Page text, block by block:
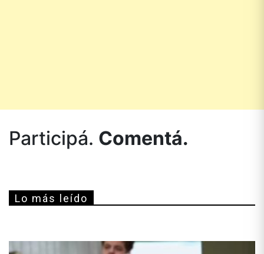
Participá. Comentá.
Lo más leído